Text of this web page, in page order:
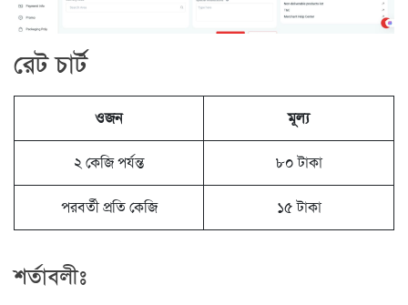
রেট চার্ট
ওজন মূল্য
২ কেজি পর্যন্ত ৮০ টাকা
পরবর্তী প্রতি কেজি ১৫ টাকা
শর্তাবলীঃ